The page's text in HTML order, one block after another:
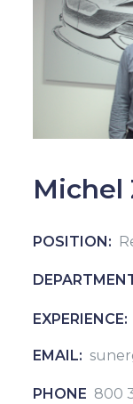
Michel
POSITION:
EXPERIENCE:
EMAIL:
PHONE 800